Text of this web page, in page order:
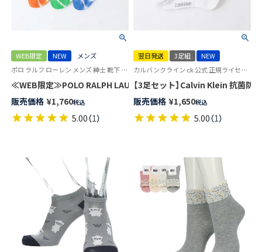
WEB限定 NEW
メンズ
ポロ ラルフ ローレン メンズ 紳士 靴下 カジュアル 26SS
≪WEB限定≫POLO RALPH LAUREN オーガニックコットン混 TIE
販売価格 ¥1,760税込
5.00（1）
翌日発送 3足組
NEW
カルバンクライン ck 公式 正規ライセンス品 3足セット 男性 女性 靴下
【3足セット】Calvin Klein 抗菌防
販売価格 ¥1,650税込
5.00（1）